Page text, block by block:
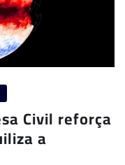
Civil reforça
a